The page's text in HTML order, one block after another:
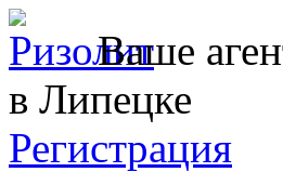
Ваше
в Липецке
Регистрация